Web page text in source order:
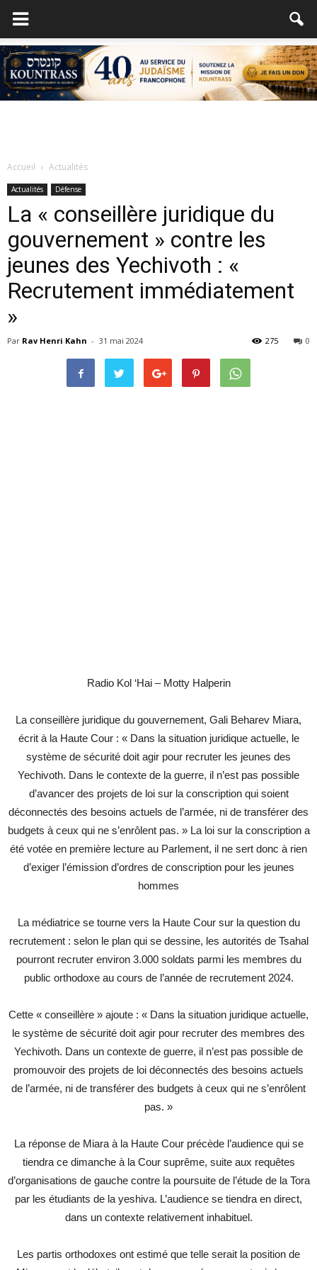
Accueil Actualités
Actualités Défense
La « conseillère juridique du
gouvernement » contre les
jeunes des Yechivoth : «
Recrutement immédiatement
»
Par Rav Henri Kahn - 31 mai 2024 0
275
Radio Kol ‘Hai – Motty Halperin
La conseillère juridique du gouvernement, Gali Beharev Miara,
écrit à la Haute Cour : « Dans la situation juridique actuelle, le
système de sécurité doit agir pour recruter les jeunes des
Yechivoth. Dans le contexte de la guerre, il n’est pas possible
d’avancer des projets de loi sur la conscription qui soient
déconnectés des besoins actuels de l’armée, ni de transférer des
budgets à ceux qui ne s’enrôlent pas. » La loi sur la conscription a
été votée en première lecture au Parlement, il ne sert donc à rien
d’exiger l’émission d’ordres de conscription pour les jeunes
hommes
La médiatrice se tourne vers la Haute Cour sur la question du
recrutement : selon le plan qui se dessine, les autorités de Tsahal
pourront recruter environ 3.000 soldats parmi les membres du
public orthodoxe au cours de l’année de recrutement 2024.
Cette « conseillère » ajoute : « Dans la situation juridique actuelle,
le système de sécurité doit agir pour recruter des membres des
Yechivoth. Dans un contexte de guerre, il n’est pas possible de
promouvoir des projets de loi déconnectés des besoins actuels
de l’armée, ni de transférer des budgets à ceux qui ne s’enrôlent
pas. »
La réponse de Miara à la Haute Cour précède l’audience qui se
tiendra ce dimanche à la Cour suprême, suite aux requêtes
d’organisations de gauche contre la poursuite de l’étude de la Tora
par les étudiants de la yeshiva. L’audience se tiendra en direct,
dans un contexte relativement inhabituel.
Les partis orthodoxes ont estimé que telle serait la position de